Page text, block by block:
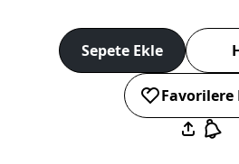
Sepete Ekle
Favorilere